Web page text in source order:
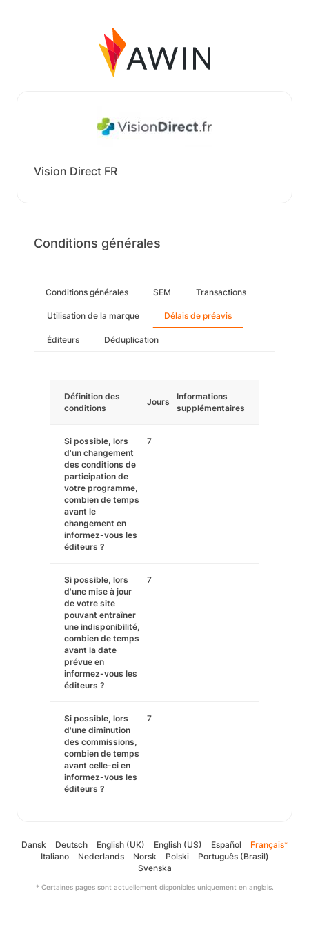
Vision Direct FR
Conditions générales
Conditions générales SEM Transactions
Utilisation de la marque Délais de préavis
Éditeurs Déduplication
Définition des
conditions
Jours
Informations
supplémentaires
Si possible, lors
d'un changement
des conditions de
participation de
votre programme,
combien de temps
avant le
changement en
informez-vous les
éditeurs ?
7
Si possible, lors
d'une mise à jour
de votre site
pouvant entraîner
une indisponibilité,
combien de temps
avant la date
prévue en
informez-vous les
éditeurs ?
7
Si possible, lors
d'une diminution
des commissions,
combien de temps
avant celle-ci en
informez-vous les
éditeurs ?
7
Dansk Deutsch English (UK) English (US) Español Français*
Italiano Nederlands Norsk Polski
Português (Brasil)
Svenska
* Certaines pages sont actuellement disponibles uniquement en anglais.